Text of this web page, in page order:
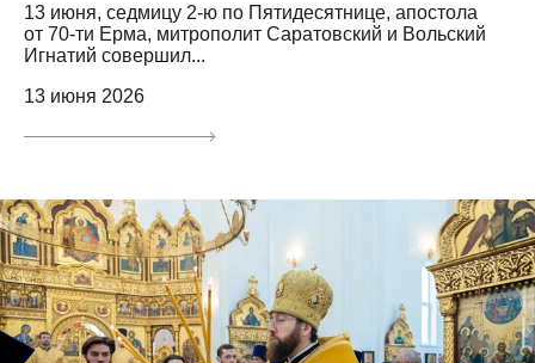
13 июня, седмицу 2-ю по Пятидесятнице, апостола
от 70-ти Ерма, митрополит Саратовский и Вольский
Игнатий совершил...
13 июня 2026